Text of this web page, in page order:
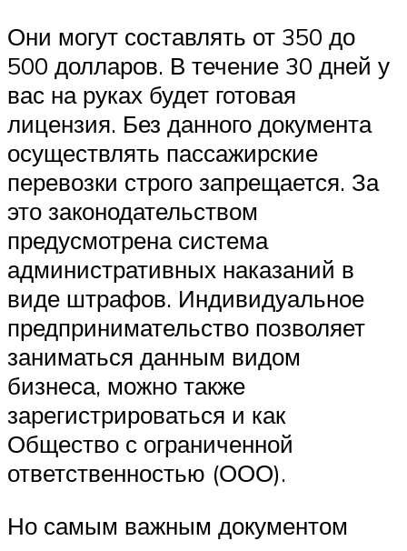
Они могут составлять от 350 до
500 долларов. В течение 30 дней у
вас на руках будет готовая
лицензия. Без данного документа
осуществлять пассажирские
перевозки строго запрещается. За
это законодательством
предусмотрена система
административных наказаний в
виде штрафов. Индивидуальное
предпринимательство позволяет
заниматься данным видом
бизнеса, можно также
зарегистрироваться и как
Общество с ограниченной
ответственностью (ООО).
Но самым важным документом